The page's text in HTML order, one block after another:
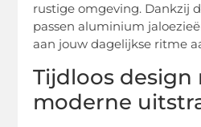
rustige omgeving. Dankzij
passen aluminium
aan jouw dagelijkse ritme
Tijdloos design
moderne